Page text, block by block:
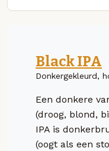
Black IPA
Donkergekleurd,
Een donkere
(droog, blond,
IPA is
(oogt als een